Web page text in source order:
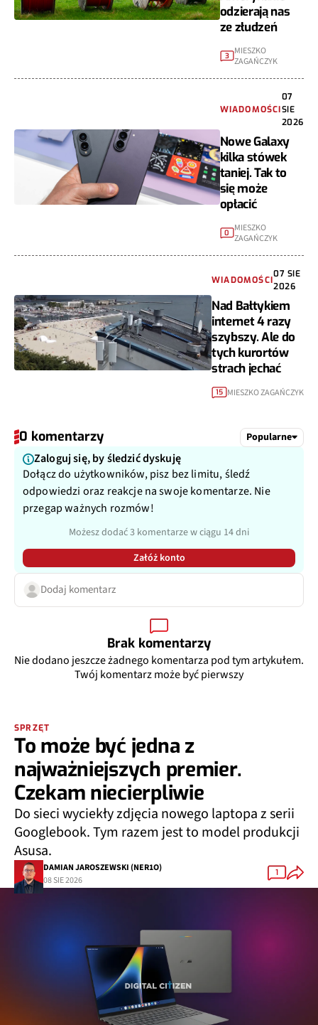
odzierają nas
ze złudzeń
3 MIESZKO
ZAGAŃCZYK
WIADOMOŚCI
07
SIE
2026
Nowe Galaxy
kilka stówek
taniej. Tak to
się może
opłacić
0 MIESZKO
ZAGAŃCZYK
WIADOMOŚCI
07 SIE
2026
Nad Bałtykiem
internet 4 razy
szybszy. Ale do
tych kurortów
strach jechać
15 MIESZKO ZAGAŃCZYK
0 komentarzy Popularne
Zaloguj się, by śledzić dyskuję
Dołącz do użytkowników, pisz bez limitu, śledź
odpowiedzi oraz reakcje na swoje komentarze. Nie
przegap ważnych rozmów!
Możesz dodać 3 komentarze w ciągu 14 dni
Załóż konto
Dodaj komentarz
Brak komentarzy
Nie dodano jeszcze żadnego komentarza pod tym artykułem.
Twój komentarz może być pierwszy
SPRZĘT
To może być jedna z
najważniejszych premier.
Czekam niecierpliwie
Do sieci wyciekły zdjęcia nowego laptopa z serii
Googlebook. Tym razem jest to model produkcji
Asusa.
DAMIAN JAROSZEWSKI (NER1O)
08 SIE 2026
1